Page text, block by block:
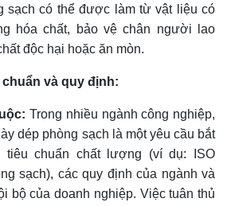
sạch có thể được làm từ vật liệu có
hóa chất, bảo vệ chân người lao
độc hại hoặc ăn mòn.
và quy định:
Trong nhiều ngành công nghiệp,
dép phòng sạch là một yêu cầu bắt
tiêu chuẩn chất lượng (ví dụ: ISO
sạch), các quy định của ngành và
bộ của doanh nghiệp. Việc tuân thủ